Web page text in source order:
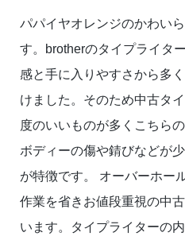
パパイヤオレンジのかわい
す。brotherのタイプライタ
感と手に入りやすさから多
けました。そのため中古タ
度のいいものが多くこちら
ボディーの傷や錆びなどが
が特徴です。 オーバーホー
作業を省きお値段重視の中
います。タイプライターの